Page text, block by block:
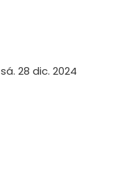
sá. 28 dic. 2024